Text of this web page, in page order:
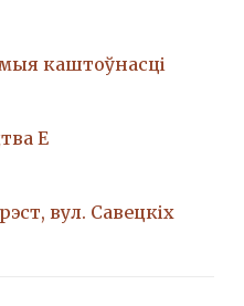
каштоўнасці
Е
вул. Савецкіх